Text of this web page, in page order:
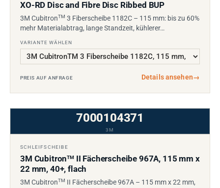
XO-RD Disc and Fibre Disc Ribbed BUP
3M CubitronTM 3 Fiberscheibe 1182C – 115 mm: bis zu 60%
mehr Materialabtrag, lange Standzeit, kühlerer…
VARIANTE WÄHLEN
PREIS AUF ANFRAGE Details ansehen→
7000104371
3M
SCHLEIFSCHEIBE
3M CubitronTMII Fächerscheibe 967A, 115 mm x
22 mm, 40+, flach
3M CubitronTM II Fächerscheibe 967A – 115 mm x 22 mm,